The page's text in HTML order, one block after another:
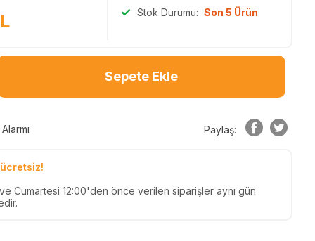
Stok Durumu: Son 5 Ürün
Sepete Ekle
Paylaş:
Cumartesi 12:00'den önce verilen siparişler aynı gün